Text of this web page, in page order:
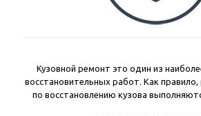
Кузовной ремонт это один из
восстановительных работ. Как
по восстановлению кузова